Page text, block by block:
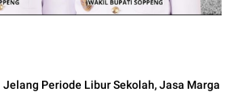
Jelang Periode Libur Sekolah, Jasa Marga